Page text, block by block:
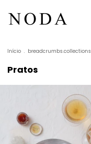
Início . breadcrumbs.collections
Pratos